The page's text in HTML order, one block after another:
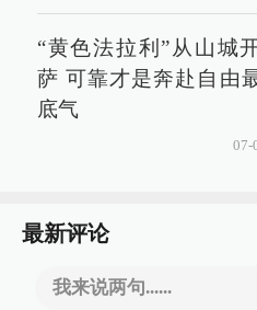
“黄色法拉利”从山城
萨 可靠才是奔赴自由
底气
07-
最新评论
我来说两句......